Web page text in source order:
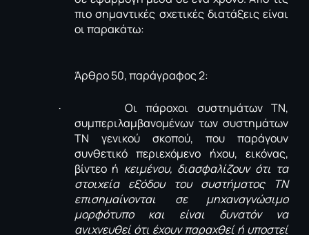
πιο σημαντικές σχετικές διατάξειςείναι
οι παρακάτω:
Άρθρο 50, παράγραφος 2:
·
Οι πάροχοι συστημάτων ΤΝ,
συμπεριλαμβανομένων των συστημάτων
ΤΝ γενικού σκοπού, που παράγουν
συνθετικό περιεχόμενο ήχου, εικόνας,
βίντεο ή κειμένου, διασφαλίζουν ότι τα
στοιχεία εξόδου του συστήματος ΤΝ
επισημαίνονται σε μηχαναγνώσιμο
μορφότυπο και είναι δυνατόν να
ανιχνευθεί ότι έχουν παραχθεί ή υποστεί